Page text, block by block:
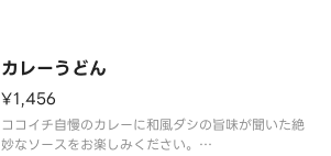
カレーうどん
¥1,456
ココイチ自慢のカレーに和風ダシの旨味が聞いた絶
妙なソースをお楽しみください。